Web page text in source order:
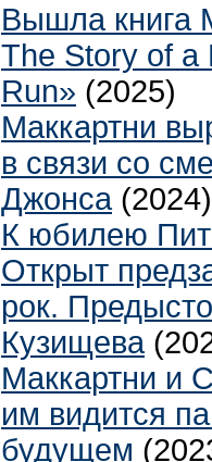
Вышла книга
The Story of a
Run» (2025)
Маккартни
в связи со
Джонса (2024)
К юбилею
Открыт
рок.
Кузищева
Маккартни и
им видится
будущем